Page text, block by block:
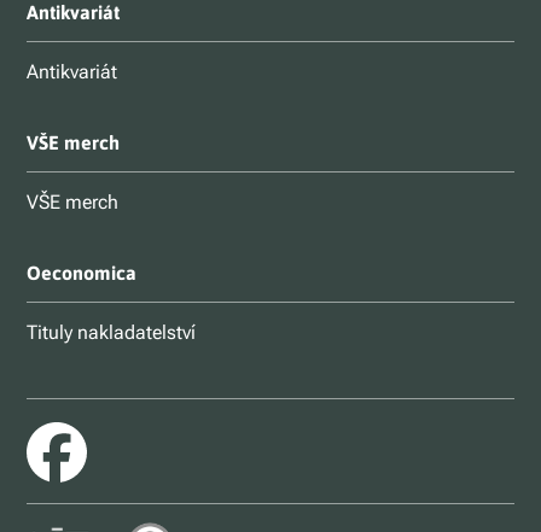
Antikvariát
Antikvariát
VŠE merch
VŠE merch
Oeconomica
Tituly nakladatelství